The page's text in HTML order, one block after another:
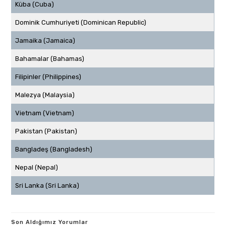
Küba (Cuba)
Dominik Cumhuriyeti (Dominican Republic)
Jamaika (Jamaica)
Bahamalar (Bahamas)
Filipinler (Philippines)
Malezya (Malaysia)
Vietnam (Vietnam)
Pakistan (Pakistan)
Bangladeş (Bangladesh)
Nepal (Nepal)
Sri Lanka (Sri Lanka)
Son Aldığımız Yorumlar